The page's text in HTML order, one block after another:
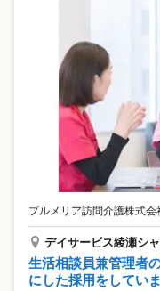
プルメリア訪問介護株式会
デイサービス綾瀬シ
生活相談員兼管理者
にした採用をしてい